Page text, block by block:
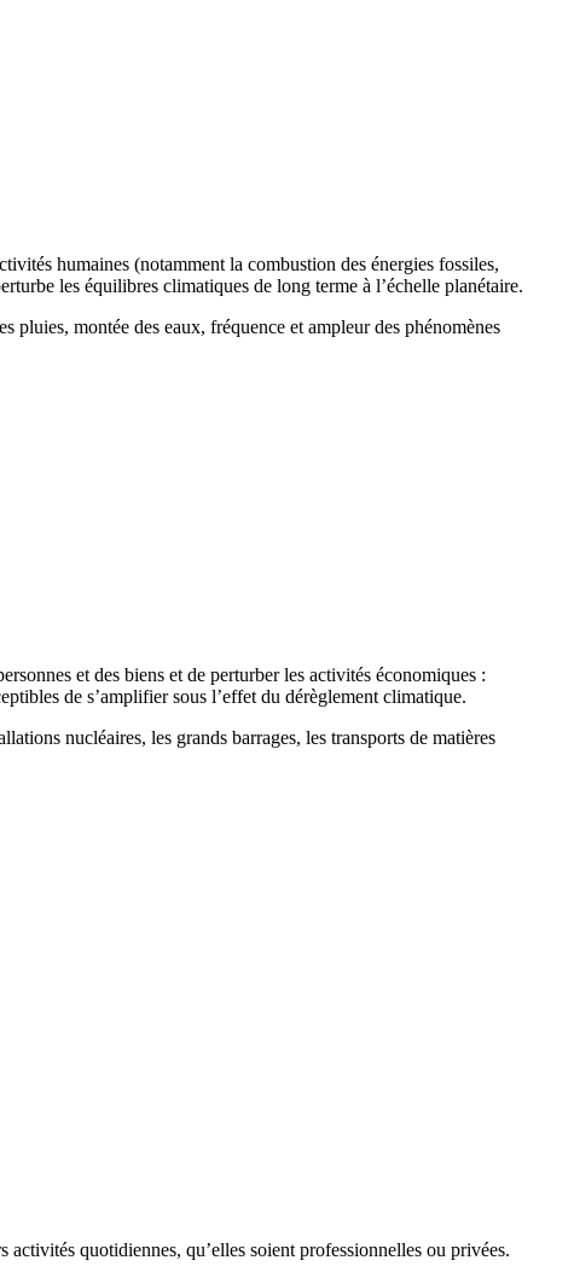
humaines (notamment la combustion des énergies fossiles,
les équilibres climatiques de long terme à l’échelle planétaire.
pluies, montée des eaux, fréquence et ampleur des phénomènes
et des biens et de perturber les activités économiques :
de s’amplifier sous l’effet du dérèglement climatique.
nucléaires, les grands barrages, les transports de matières
quotidiennes, qu’elles soient professionnelles ou privées.